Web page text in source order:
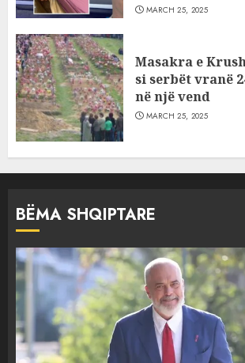
MARCH 25, 2025
Masakra e
si serbët vranë
në një vend
MARCH 25, 2025
BËMA SHQIPTARE